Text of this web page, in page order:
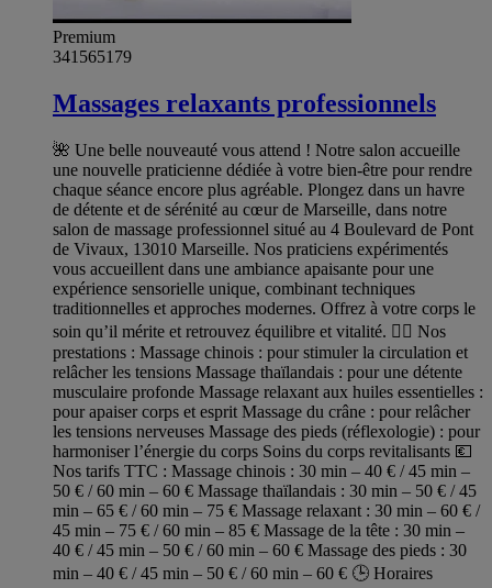
Premium
341565179
Massages relaxants professionnels
🌺 Une belle nouveauté vous attend ! Notre salon accueille
une nouvelle praticienne dédiée à votre bien-être pour rendre
chaque séance encore plus agréable. Plongez dans un havre
de détente et de sérénité au cœur de Marseille, dans notre
salon de massage professionnel situé au 4 Boulevard de Pont
de Vivaux, 13010 Marseille. Nos praticiens expérimentés
vous accueillent dans une ambiance apaisante pour une
expérience sensorielle unique, combinant techniques
traditionnelles et approches modernes. Offrez à votre corps le
soin qu’il mérite et retrouvez équilibre et vitalité. 💆‍♀️ Nos
prestations : Massage chinois : pour stimuler la circulation et
relâcher les tensions Massage thaïlandais : pour une détente
musculaire profonde Massage relaxant aux huiles essentielles :
pour apaiser corps et esprit Massage du crâne : pour relâcher
les tensions nerveuses Massage des pieds (réflexologie) : pour
harmoniser l’énergie du corps Soins du corps revitalisants 💶
Nos tarifs TTC : Massage chinois : 30 min – 40 € / 45 min –
50 € / 60 min – 60 € Massage thaïlandais : 30 min – 50 € / 45
min – 65 € / 60 min – 75 € Massage relaxant : 30 min – 60 € /
45 min – 75 € / 60 min – 85 € Massage de la tête : 30 min –
40 € / 45 min – 50 € / 60 min – 60 € Massage des pieds : 30
min – 40 € / 45 min – 50 € / 60 min – 60 € 🕒 Horaires